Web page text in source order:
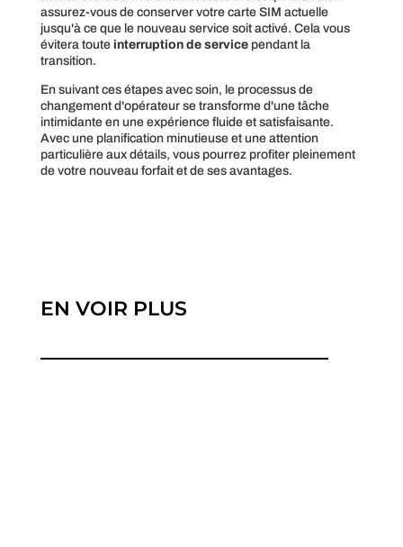
assurez-vous de conserver votre carte SIM actuelle
jusqu'à ce que le nouveau service soit activé. Cela vous
évitera toute interruption de servicependant la
transition.
En suivant ces étapes avec soin, le processus de
changement d'opérateur se transforme d'une tâche
intimidante en une expérience fluide et satisfaisante.
Avec une planification minutieuse et une attention
particulière aux détails, vous pourrez profiter pleinement
de votre nouveau forfait et de ses avantages.
EN VOIR PLUS